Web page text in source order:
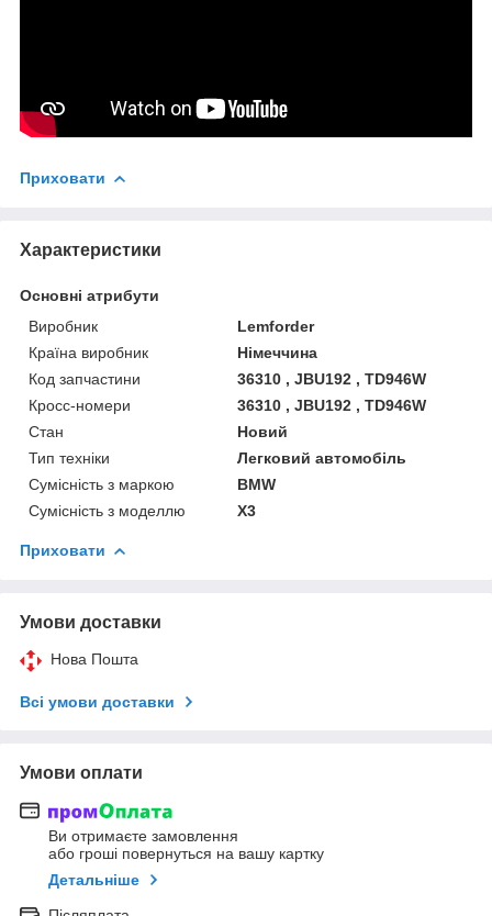
Приховати
Характеристики
Основні атрибути
Виробник
Lemforder
Країна виробник
Німеччина
Код запчастини
36310 , JBU192 , TD946W
Кросс-номери
36310 , JBU192 , TD946W
Стан
Новий
Тип техніки
Легковий автомобіль
Сумісність з маркою
BMW
Сумісність з моделлю
X3
Приховати
Умови доставки
Нова Пошта
Всі умови доставки
Умови оплати
Ви отримаєте замовлення
або гроші повернуться на вашу картку
Детальніше